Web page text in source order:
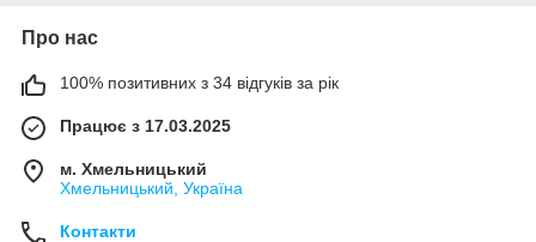
Про нас
100% позитивних з 34 відгуків за рік
Працює з 17.03.2025
м. Хмельницький
Хмельницький, Україна
Контакти